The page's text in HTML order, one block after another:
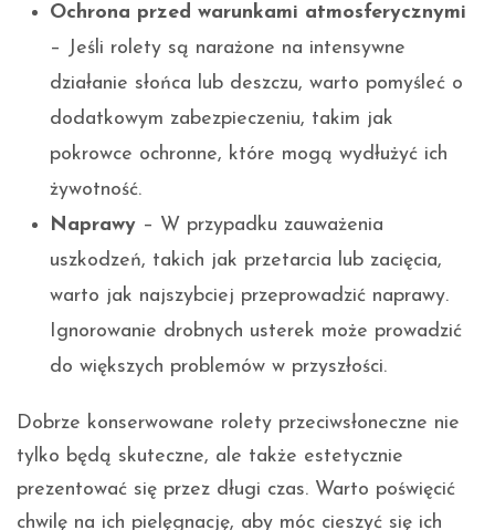
Ochrona przed warunkami atmosferycznymi
– Jeśli rolety są narażone na intensywne
działanie słońca lub deszczu, warto pomyśleć o
dodatkowym zabezpieczeniu, takim jak
pokrowce ochronne, które mogą wydłużyć ich
żywotność.
Naprawy – W przypadku zauważenia
uszkodzeń, takich jak przetarcia lub zacięcia,
warto jak najszybciej przeprowadzić naprawy.
Ignorowanie drobnych usterek może prowadzić
do większych problemów w przyszłości.
Dobrze konserwowane rolety przeciwsłoneczne nie
tylko będą skuteczne, ale także estetycznie
prezentować się przez długi czas. Warto poświęcić
chwilę na ich pielęgnację, aby móc cieszyć się ich